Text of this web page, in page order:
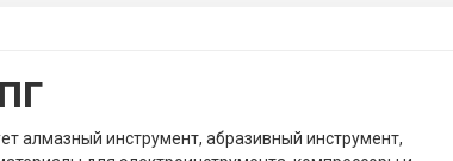
алмазный инструмент, абразивный инструмент,